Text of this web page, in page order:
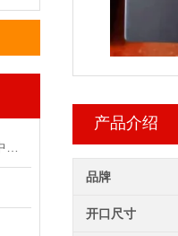
产品介绍
品牌
开口尺寸